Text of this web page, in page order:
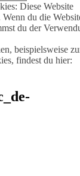
Diese Website
du die
du der
beispielsweise
findest du hier: